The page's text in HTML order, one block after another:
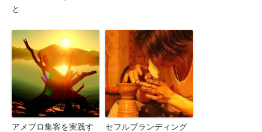
と
アメブロ集客を実践す
セフルブランディング